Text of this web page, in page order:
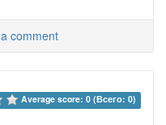
comment
Average score: 0 (Всего: 0)